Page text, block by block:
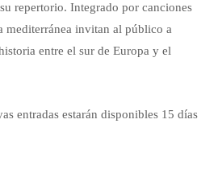
repertorio. Integrado por canciones
mediterránea invitan al público a
entre el sur de Europa y el
entradas estarán disponibles 15 días